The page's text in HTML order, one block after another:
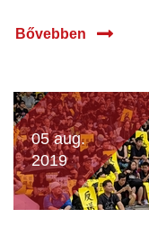
Bővebben
05 aug.
2019